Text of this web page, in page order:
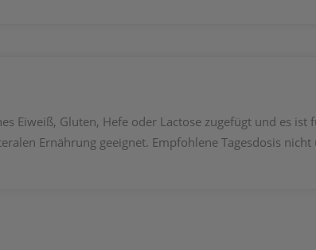
Eiweiß, Gluten, Hefe oder Lactose zugefügt und es
Ernährung geeignet. Empfohlene Tagesdosis